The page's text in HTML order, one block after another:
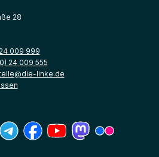
28
009 999
24 009 555
linke.de
neues Fenster)
ein neues Fenster)
(Link öffnet ein neues Fenster)
(Link öffnet ein neues Fenster)
(Link öffnet ein neues Fenster)
(Link öffnet ein neues
(Link öffnet ein